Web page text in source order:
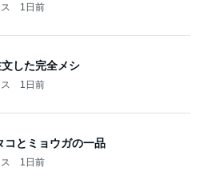
1日前
した完全メシ
1日前
コとミョウガの一品
1日前